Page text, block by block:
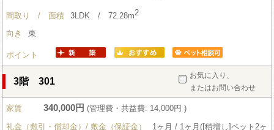
間取り / 面積 3LDK / 72.28m2
向き 東
ポイント
お気に入り、
またはお問い合わせ
3階 301
家賃 340,000円 (管理費・共益費: 14,000円 )
礼金（敷引・償却金）/ 敷金（保証金）
1ヶ月 / 1ヶ月([積増し]ペット2ヶ